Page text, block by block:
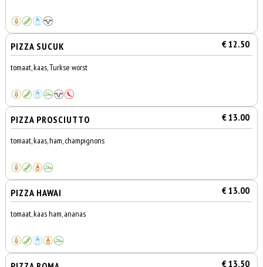
PIZZA SUCUK € 12.50
tomaat, kaas, Turkse worst
PIZZA PROSCIUTTO € 13.00
tomaat, kaas, ham, champignons
PIZZA HAWAI € 13.00
tomaat, kaas ham, ananas
€ 13.50